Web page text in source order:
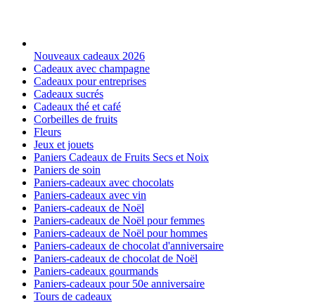
Nouveaux cadeaux 2026
Cadeaux avec champagne
Cadeaux pour entreprises
Cadeaux sucrés
Cadeaux thé et café
Corbeilles de fruits
Fleurs
Jeux et jouets
Paniers Cadeaux de Fruits Secs et Noix
Paniers de soin
Paniers-cadeaux avec chocolats
Paniers-cadeaux avec vin
Paniers-cadeaux de Noël
Paniers-cadeaux de Noël pour femmes
Paniers-cadeaux de Noël pour hommes
Paniers-cadeaux de chocolat d'anniversaire
Paniers-cadeaux de chocolat de Noël
Paniers-cadeaux gourmands
Paniers-cadeaux pour 50e anniversaire
Tours de cadeaux